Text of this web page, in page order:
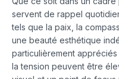
servent de rappel
tels que la paix, la
une beauté esthétique
particulièrement
la tension peuvent être